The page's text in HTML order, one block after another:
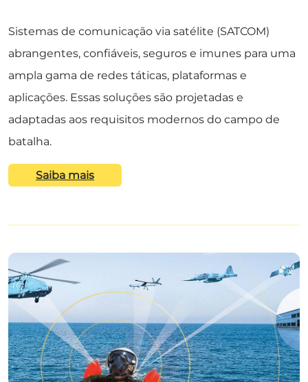
Sistemas de comunicação via satélite (SATCOM)
abrangentes, confiáveis, seguros e imunes para uma
ampla gama de redes táticas, plataformas e
aplicações. Essas soluções são projetadas e
adaptadas aos requisitos modernos do campo de
batalha.
Saiba mais